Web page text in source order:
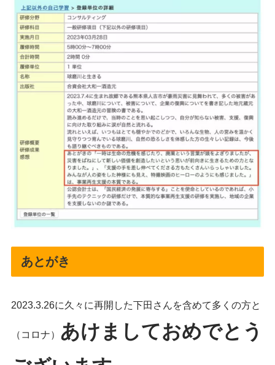
あとがき
2023.3.26に久々に再開した下田さんを含めて多くの方と
（コロナ） あけましておめでとう